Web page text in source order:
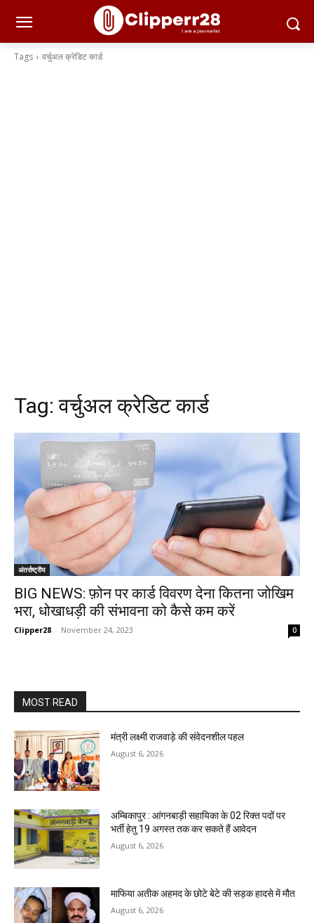
Tags वर्चुअल क्रेडिट कार्ड
Tag:वर्चुअल क्रेडिट कार्ड
अंतर्राष्ट्रीय
BIG NEWS: फ़ोन पर कार्ड विवरण देना कितना जोखिम
भरा, धोखाधड़ी की संभावना को कैसे कम करें
Clipper28 - November 24, 2023 0
MOST READ
मंत्री लक्ष्मी राजवाड़े की संवेदनशील पहल
August 6, 2026
अम्बिकापुर : आंगनबाड़ी सहायिका के 02 रिक्त पदों पर
भर्ती हेतु 19 अगस्त तक कर सकते हैं आवेदन
August 6, 2026
माफिया अतीक अहमद के छोटे बेटे की सड़क हादसे में मौत
August 6, 2026